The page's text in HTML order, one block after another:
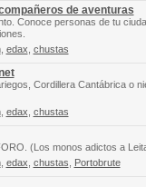
de aventuras
Conoce personas de tu
, edax chustas
Cordillera Cantábrica o
, edax chustas
(Los monos adictos a
, edax chustas Portobrute